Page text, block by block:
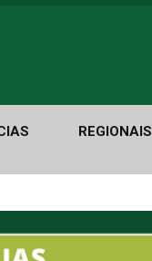
REGIONAIS